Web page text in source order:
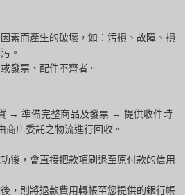
素而產生的破壞，如：污損、故障、損
。
發票、配件不齊者。
→ 準備完整商品及發票 → 提供收件時
店委託之物流進行回收。
後，會直接把款項刷退至原付款的信用
，則將退款費用轉帳至您提供的銀行帳